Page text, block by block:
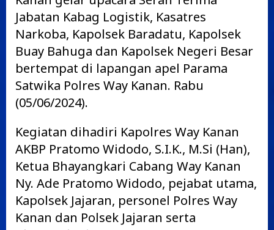
Jabatan Kabag Logistik, Kasatres
Narkoba, Kapolsek Baradatu, Kapolsek
Buay Bahuga dan Kapolsek Negeri Besar
bertempat di lapangan apel Parama
Satwika Polres Way Kanan. Rabu
(05/06/2024).
Kegiatan dihadiri Kapolres Way Kanan
AKBP Pratomo Widodo, S.I.K., M.Si (Han),
Ketua Bhayangkari Cabang Way Kanan
Ny. Ade Pratomo Widodo, pejabat utama,
Kapolsek Jajaran, personel Polres Way
Kanan dan Polsek Jajaran serta